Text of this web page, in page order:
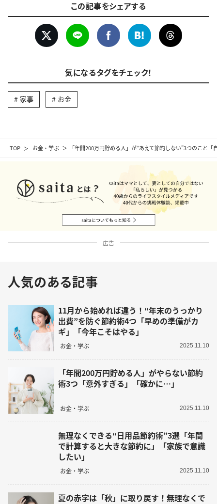
TOP お金・学ぶ 「年間200万円貯める人」が“あえて節約しない”3つのこと
この記事をシェアする
気になるタグをチェック！
家事 お金
広告
人気のある記事
11月から始めれば違う！“年末のうっかり
出費”を防ぐ節約術4つ「早めの準備がカ
ギ」「今年こそはやる」
お金・学ぶ 2025.11.10
「年間200万円貯める人」がやらない節約
術3つ「意外すぎる」「確かに…」
お金・学ぶ 2025.11.10
無理なくできる“日用品節約術”3選「年間
で計算すると大きな節約に」「家族で意識
したい」
お金・学ぶ 2025.11.10
夏の赤字は「秋」に取り戻す！無理なくで